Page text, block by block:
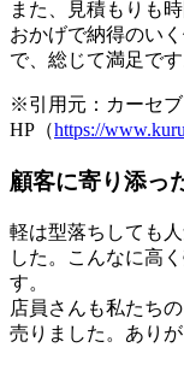
また、
見積もりも
おかげで納得のい
で、総じて満足です
※引用元：カーセ
HP（https://
顧客に寄り添っ
軽は型落ちしても
した。こんなに高
す。
店員さんも私たち
売りました。あり